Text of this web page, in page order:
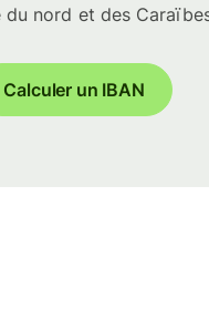
du nord et des
Calculer un IBAN